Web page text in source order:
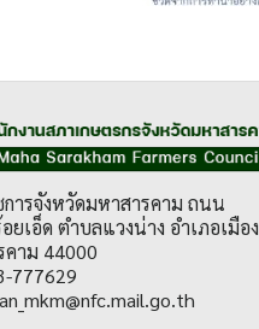
ารจังหวัดมหาสารคาม ถนน
ยเอ็ด ตำบลแวงน่าง อำเภอเมือง
าม 44000
777629